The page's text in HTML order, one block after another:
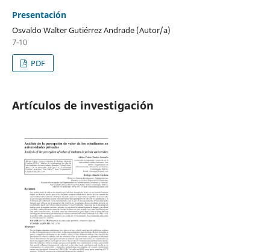
Presentación
Osvaldo Walter Gutiérrez Andrade (Autor/a)
7-10
PDF
Artículos de investigación